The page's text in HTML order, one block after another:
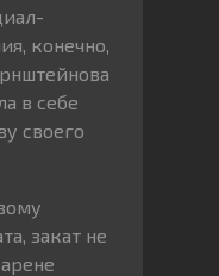
конечно,
в себе
своего
закат не